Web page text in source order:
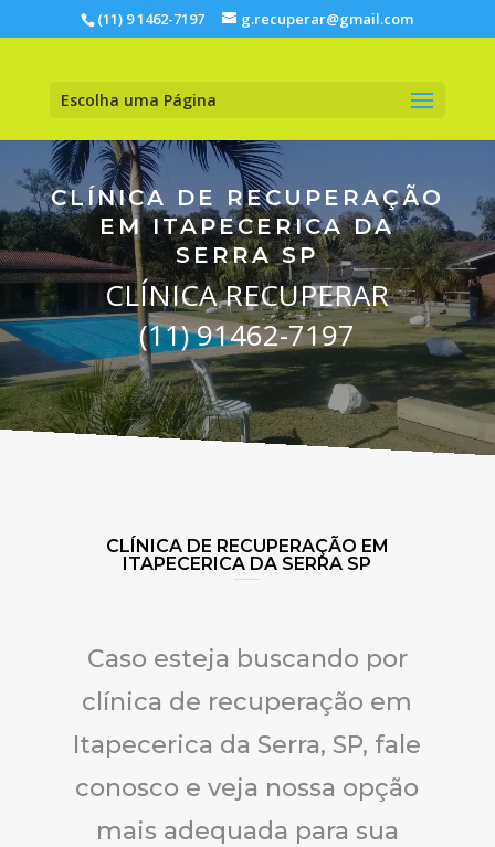
(11) 9 1462-7197 g.recuperar@gmail.com
Escolha uma Página
CLÍNICA DE RECUPERAÇÃO
EM ITAPECERICA DA
SERRA SP
CLÍNICA RECUPERAR
(11) 91462-7197
CLÍNICA DE RECUPERAÇÃO EM
ITAPECERICA DA SERRA SP
Caso esteja buscando por
clínica de recuperação em
Itapecerica da Serra, SP, fale
conosco e veja nossa opção
mais adequada para sua